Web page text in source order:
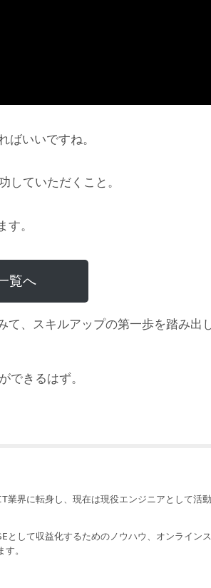
いいですね。
していただくこと。
。
覧へ
て、スキルアップの第一歩を踏み出
できるはず。
界に転身し、現在は現役エンジニアとして活動
として収益化するためのノウハウ、オンラインス
。